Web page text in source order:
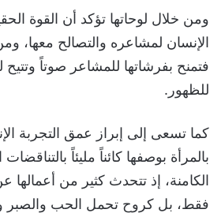
ومن خلال لوحاتها تؤكد أن القوة
الإنسان لمشاعره والتصالح معها،
فتمنح بفرشاتها للمشاعر صوتاً
للظهور.
كما تسعى إلى إبراز عمق التجربة
بالمرأة بوصفها كائناً مليئاً
الكامنة، إذ تتحدث كثير من
فقط، بل كروح تحمل الحب والصبر